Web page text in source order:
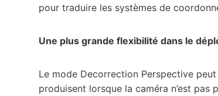
pour traduire les systèmes de
Une plus grande flexibilité dans le
Le mode Decorrection Perspective
produisent lorsque la caméra n’est pas